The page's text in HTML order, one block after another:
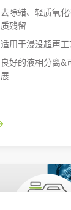
去除蜡、轻质氧
质残留
适用于浸没超声工
良好的液相分离&
展